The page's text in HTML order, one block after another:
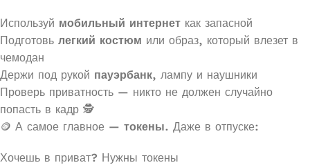
Используй мобильный интернет как запасной
Подготовь легкий костюм или образ, который влезет в
чемодан
Держи под рукой пауэрбанк, лампу и наушники
Проверь приватность — никто не должен случайно
попасть в кадр 🕵️
🪙 А самое главное — токены. Даже в отпуске:
Хочешь в приват? Нужны токены